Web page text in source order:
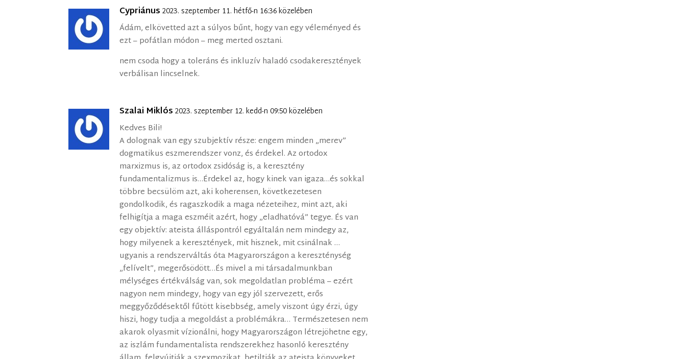
Cypriánus 2023. szeptember 11. hétfő-n 16:36 közelében
Ádám, elkövetted azt a súlyos bűnt, hogy van egy véleményed és
ezt – pofátlan módon – meg merted osztani.
nem csoda hogy a toleráns és inkluzív haladó csodakeresztények
verbálisan lincselnek.
Szalai Miklós 2023. szeptember 12. kedd-n 09:50 közelében
Kedves Bili!
A dolognak van egy szubjektív része: engem minden „merev”
dogmatikus eszmerendszer vonz, és érdekel. Az ortodox
marxizmus is, az ortodox zsidóság is, a keresztény
fundamentalizmus is…Érdekel az, hogy kinek van igaza…és sokkal
többre becsülöm azt, aki koherensen, következetesen
gondolkodik, és ragaszkodik a maga nézeteihez, mint azt, aki
felhigítja a maga eszméit azért, hogy „eladhatóvá” tegye. És van
egy objektív: ateista álláspontról egyáltalán nem mindegy az,
hogy milyenek a keresztények, mit hisznek, mit csinálnak …
ugyanis a rendszerváltás óta Magyarországon a kereszténység
„felívelt”, megerősödött…És mivel a mi társadalmunkban
mélységes értékválság van, sok megoldatlan probléma – ezért
nagyon nem mindegy, hogy van egy jól szervezett, erős
meggyőződésektől fűtött kisebbség, amely viszont úgy érzi, úgy
hiszi, hogy tudja a megoldást a problémákra… Természetesen nem
akarok olyasmit vízionálni, hogy Magyarországon létrejöhetne egy,
az iszlám fundamentalista rendszerekhez hasonló keresztény